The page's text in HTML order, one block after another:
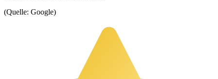
(Quelle: Google)